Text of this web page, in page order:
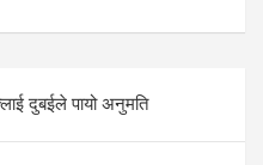
दुबईले पायो अनुमति